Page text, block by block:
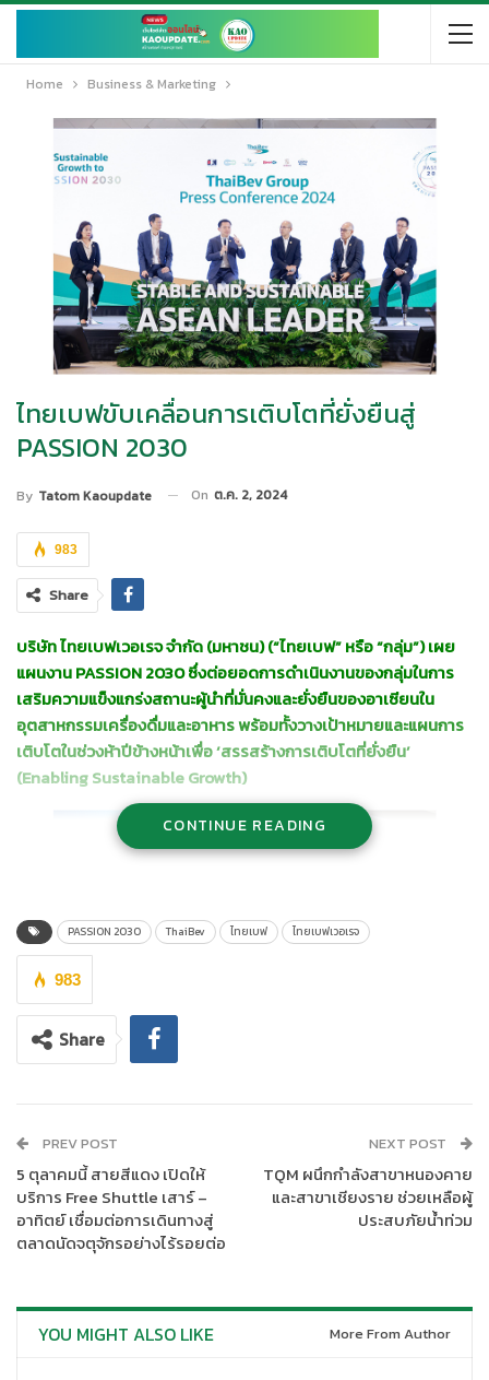
Home Business & Marketing
ไทยเบฟขับเคลื่อนการเติบโตที่ยั่งยืนสู่
PASSION 2030
By Tatom Kaoupdate On ต.ค. 2, 2024
983
Share
บริษัท ไทยเบฟเวอเรจ จำกัด (มหาชน) (“ไทยเบฟ” หรือ “กลุ่ม”) เผย
แผนงานPASSION 2030 ซึ่งต่อยอดการดำเนินงานของกลุ่มในการ
เสริมความแข็งแกร่งสถานะผู้นำที่มั่นคงและยั่งยืนของอาเซียนใน
อุตสาหกรรมเครื่องดื่มและอาหาร พร้อมทั้งวางเป้าหมายและแผนการ
เติบโตในช่วงห้าปีข้างหน้าเพื่อ ‘สรรสร้างการเติบโตที่ยั่งยืน’
(Enabling Sustainable Growth)
ยินดีที่จะแถลงว่าเรามีความคืบหน้าที่ดีในการสรรสร้างความสามารถ
เสริมแกร่งตำแหน่งในตลาดและตราสินค้าของเรา รวมทั้งนำศักยภาพ
ของไทยเบฟที่มีอยู่มาก่อให้เกิดมูลค่าสูงสุดในทุกธุรกิจของเรา แม้ที่
ผ่านมาจะมีความท้าทายด้านการดำเนินงานและต้นทุน อันเป็นผลมาจาก
ความผันผวนของเศรษฐกิจมหภาคและปัญหาภูมิรัฐศาสตร์ แต่เรา
ร่วมใจกันของกลุ่มไทยเบฟทำให้เรามีผลการดำเนินงานดีในช่วง 9
เดือนแรกของปี 2567 เช่นเดียวกับในช่วงห้าปีที่ผ่านมา และในวันนี้เรา
CONTINUE READING
PASSION 2030 ThaiBev ไทยเบฟ ไทยเบฟเวอเรจ
983
Share
PREV POST
5 ตุลาคมนี้ สายสีแดง เปิดให้
บริการ Free Shuttle เสาร์ –
อาทิตย์ เชื่อมต่อการเดินทางสู่
ตลาดนัดจตุจักรอย่างไร้รอยต่อ
NEXT POST
TQM ผนึกกำลังสาขาหนองคาย
และสาขาเชียงราย ช่วยเหลือผู้
ประสบภัยน้ำท่วม
YOU MIGHT ALSO LIKE More From Author